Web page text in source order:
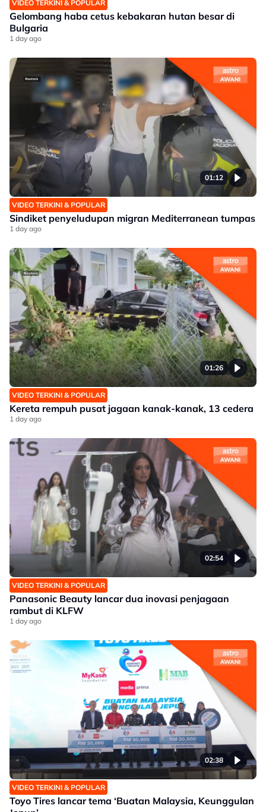
VIDEO TERKINI & POPULAR
Gelombang haba cetus kebakaran hutan besar di
Bulgaria
1 day ago
01:12
VIDEO TERKINI & POPULAR
Sindiket penyeludupan migran Mediterranean tumpas
1 day ago
01:26
VIDEO TERKINI & POPULAR
Kereta rempuh pusat jagaan kanak-kanak, 13 cedera
1 day ago
02:54
VIDEO TERKINI & POPULAR
Panasonic Beauty lancar dua inovasi penjagaan
rambut di KLFW
1 day ago
02:38
VIDEO TERKINI & POPULAR
Toyo Tires lancar tema ‘Buatan Malaysia, Keunggulan